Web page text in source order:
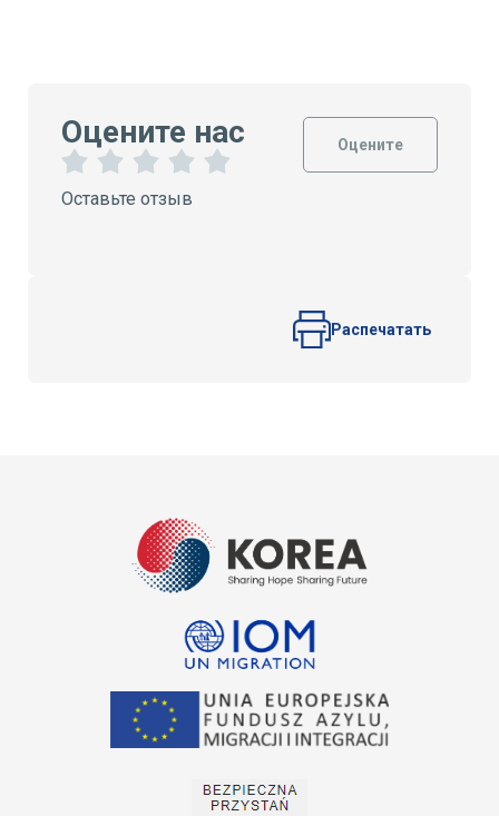
Оцените нас
З
З
З
Оставьте отзыв
Оцените
Распечатать